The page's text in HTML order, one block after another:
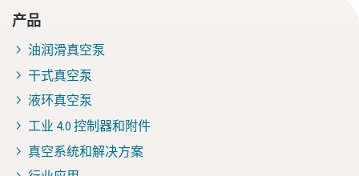
产品
油润滑真空泵
干式真空泵
液环真空泵
工业 4.0 控制器和附件
真空系统和解决方案